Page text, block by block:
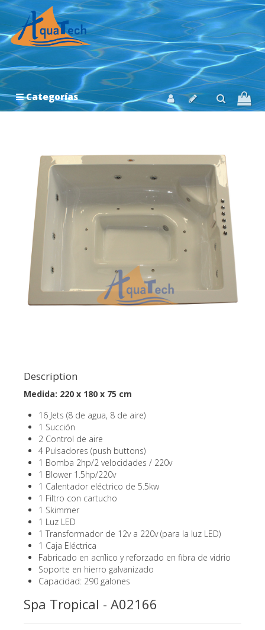
Categorías
Description
Medida: 220 x 180 x 75 cm
16 Jets (8 de agua, 8 de aire)
1 Succión
2 Control de aire
4 Pulsadores (push buttons)
1 Bomba 2hp/2 velocidades / 220v
1 Blower 1.5hp/220v
1 Calentador eléctrico de 5.5kw
1 Filtro con cartucho
1 Skimmer
1 Luz LED
1 Transformador de 12v a 220v (para la luz LED)
1 Caja Eléctrica
Fabricado en acrílico y reforzado en fibra de vidrio
Soporte en hierro galvanizado
Capacidad: 290 galones
Spa Tropical - A02166